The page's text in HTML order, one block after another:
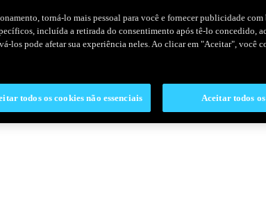
torná-lo mais pessoal para você e fornecer publicidade com
incluída a retirada do consentimento após tê-lo concedido,
los pode afetar sua experiência neles. Ao clicar em "Aceitar", você
todos os cookies não essenciais Aceitar todos